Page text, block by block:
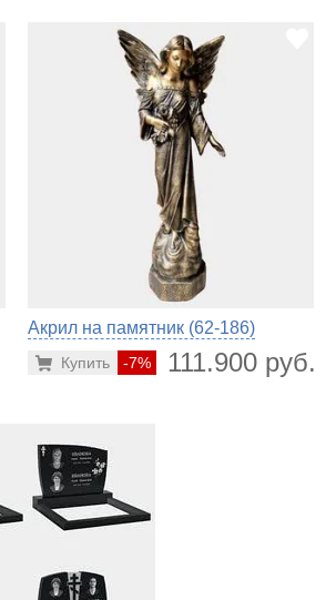
Акрил на памятник (62-186)
-7% 111.900 руб.
Купить